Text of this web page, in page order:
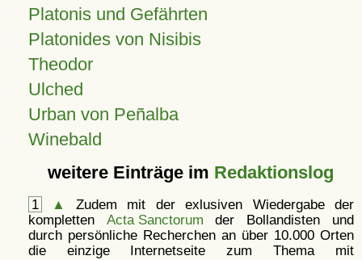
Platonis und Gefährten
Platonides von Nisibis
Theodor
Ulched
Urban von Peñalba
Winebald
weitere Einträge im Redaktionslog
1 ▲
Zudem mit der exlusiven Wiedergabe der
kompletten Acta Sanctorum der Bollandisten und
durch persönliche Recherchen an über 10.000 Orten
die einzige Internetseite zum Thema mit